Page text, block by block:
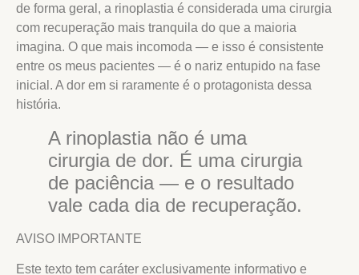
de forma geral, a rinoplastia é considerada uma cirurgia
com recuperação mais tranquila do que a maioria
imagina. O que mais incomoda — e isso é consistente
entre os meus pacientes — é o nariz entupido na fase
inicial. A dor em si raramente é o protagonista dessa
história.
A rinoplastia não é uma
cirurgia de dor. É uma cirurgia
de paciência — e o resultado
vale cada dia de recuperação.
AVISO IMPORTANTE
Este texto tem caráter exclusivamente informativo e